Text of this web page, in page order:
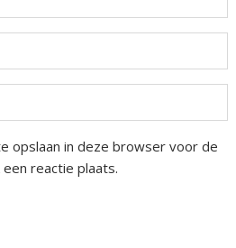
opslaan in deze browser voor de
reactie plaats.